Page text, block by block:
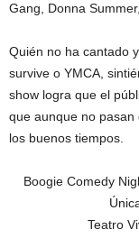
Gang, Donna
Quién no ha cantado
survive o YMCA,
show logra que el
que aunque no
los buenos tiempos.
Boogie Comedy
Teatro